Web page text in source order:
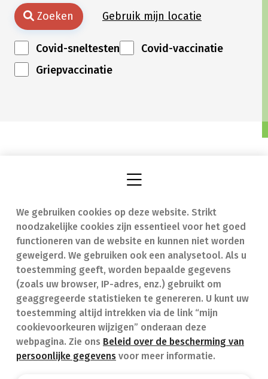
We gebruiken cookies op deze website. Strikt
noodzakelijke cookies zijn essentieel voor het goed
functioneren van de website en kunnen niet worden
geweigerd. We gebruiken ook een analysetool. Als u
toestemming geeft, worden bepaalde gegevens
(zoals uw browser, IP-adres, enz.) gebruikt om
geaggregeerde statistieken te genereren. U kunt uw
toestemming altijd intrekken via de link “mijn
cookievoorkeuren wijzigen” onderaan deze
webpagina. Zie ons Beleid over de bescherming van
persoonlijke gegevens voor meer informatie.
Zoeken Gebruik mijn locatie
Covid-sneltesten
Covid-vaccinatie
Griepvaccinatie
Vind een apotheek
Onze expertise
Ziekten
Geneesmiddelen
In geval van nood
Contact
Veelgestelde vragen
(FAQ)